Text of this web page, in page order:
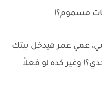
مات مسموم؟!
عمي عمر هيدخل بيتك
وغير كده لو فعلاََ